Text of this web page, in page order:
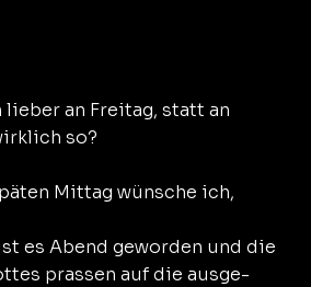
lieber an Freitag, statt an
so?
Mittag wünsche ich,
es Abend geworden und die
prassen auf die ausge-